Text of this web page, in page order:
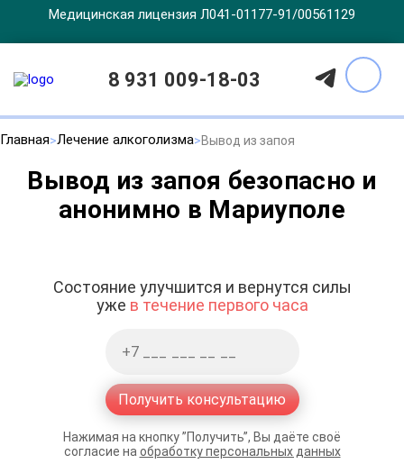
Медицинская лицензия Л041-01177-91/00561129
8 931 009-18-03
Главная Лечение алкоголизма Вывод из запоя
Вывод из запоя безопасно и
анонимно в Мариуполе
Состояние улучшится и вернутся силы
уже в течение первого часа
Получить консультацию
Нажимая на кнопку ”Получить”, Вы даёте своё
согласие на обработку персональных данных